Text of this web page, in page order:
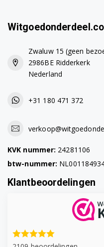
Zwaluw 15 (geen
2986BE Ridderkerk
Nederland
+31 180 471 372
KVK nummer: 24281106
btw-nummer:
Klantbeoordelingen